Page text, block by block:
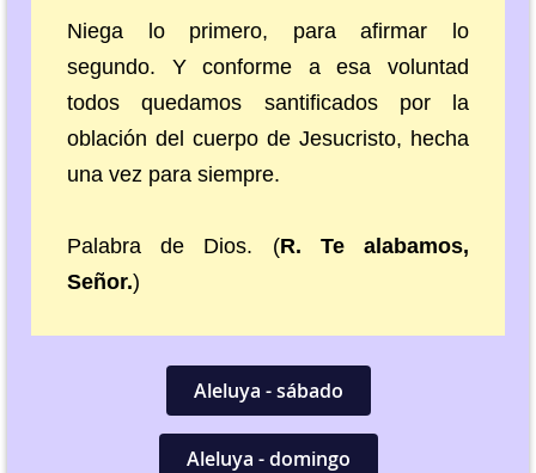
Niega lo primero, para afirmar lo
segundo. Y conforme a esa voluntad
todos quedamos santificados por la
oblación del cuerpo de Jesucristo, hecha
una vez para siempre.
Palabra de Dios. (R. Te alabamos,
Señor.)
Aleluya - sábado
Aleluya - domingo